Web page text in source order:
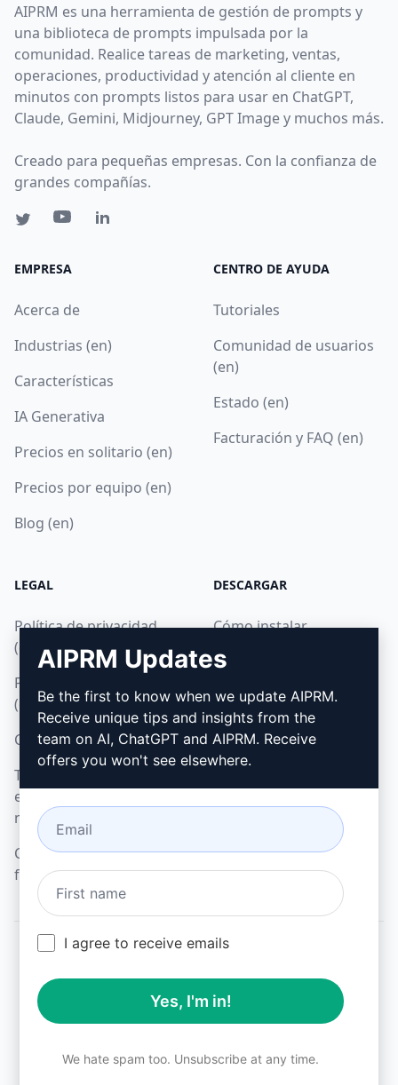
AIPRM es una herramienta de gestión de prompts y
una biblioteca de prompts impulsada por la
comunidad. Realice tareas de marketing, ventas,
operaciones, productividad y atención al cliente en
minutos con prompts listos para usar en ChatGPT,
Claude, Gemini, Midjourney, GPT Image y muchos más.
Creado para pequeñas empresas. Con la confianza de
grandes compañías.
EMPRESA
Acerca de
Industrias (en)
Características
IA Generativa
Precios en solitario (en)
Precios por equipo (en)
Blog (en)
CENTRO DE AYUDA
Tutoriales
Comunidad de usuarios
(en)
Estado (en)
Facturación y FAQ (en)
LEGAL
Política de privacidad
(en)
Política de uso aceptable
(en)
Condiciones de uso (en)
Términos de las
extensiones del
navegador (en)
Condiciones de
facturación (en)
DESCARGAR
Cómo instalar
Google Chrome
Microsoft Edge
All logos, trademarks, and registered trademarks are the
property of their respective owners.
AIPRM and other related brand names are registered
laws.
AIPRM Updates
Be the first to know when we update AIPRM.
Receive unique tips and insights from the
team on AI, ChatGPT and AIPRM. Receive
offers you won't see elsewhere.
I agree to receive emails
Yes, I'm in!
We hate spam too. Unsubscribe at any time.